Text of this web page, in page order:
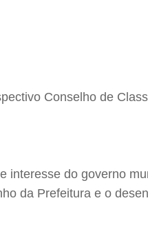
Conselho de
do governo
da Prefeitura e o